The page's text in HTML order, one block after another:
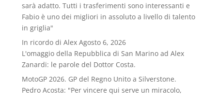
sarà adatto. Tutti i trasferimenti sono interessanti e
Fabio è uno dei migliori in assoluto a livello di talento
in griglia"
In ricordo di Alex Agosto 6, 2026
L'omaggio della Repubblica di San Marino ad Alex
Zanardi: le parole del Dottor Costa.
MotoGP 2026. GP del Regno Unito a Silverstone.
Pedro Acosta: "Per vincere qui serve un miracolo,